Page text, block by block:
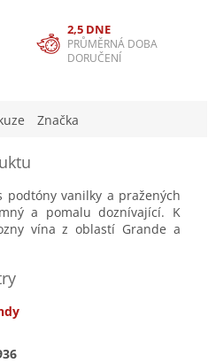
2,5 DNE
PRŮMĚRNÁ DOBA
DORUČENÍ
Značka
vanilky a pražených
a pomalu doznívající. K
vína z oblastí Grande a